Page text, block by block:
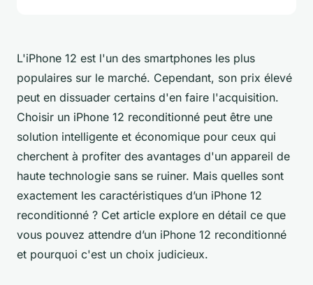
L'iPhone 12 est l'un des smartphones les plus
populaires sur le marché. Cependant, son prix élevé
peut en dissuader certains d'en faire l'acquisition.
Choisir un iPhone 12 reconditionné peut être une
solution intelligente et économique pour ceux qui
cherchent à profiter des avantages d'un appareil de
haute technologie sans se ruiner. Mais quelles sont
exactement les caractéristiques d’un iPhone 12
reconditionné ? Cet article explore en détail ce que
vous pouvez attendre d’un iPhone 12 reconditionné
et pourquoi c'est un choix judicieux.